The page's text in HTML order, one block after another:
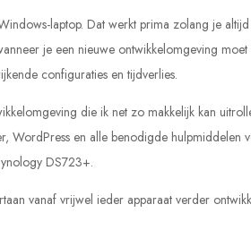
laptop. Dat werkt prima zolang je
je een nieuwe ontwikkelomgeving
configuraties en tijdverlies.
die ik net zo makkelijk kan
WordPress en alle benodigde hulpmiddelen
DS723+.
vanaf vrijwel ieder apparaat verder